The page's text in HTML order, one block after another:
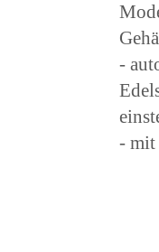
-
- mit